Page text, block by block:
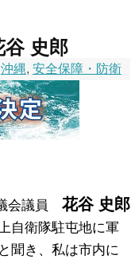
史郎
沖縄, 安全保障・防衛
会議員 花谷 史郎
自衛隊駐屯地に軍
聞き、私は市内に